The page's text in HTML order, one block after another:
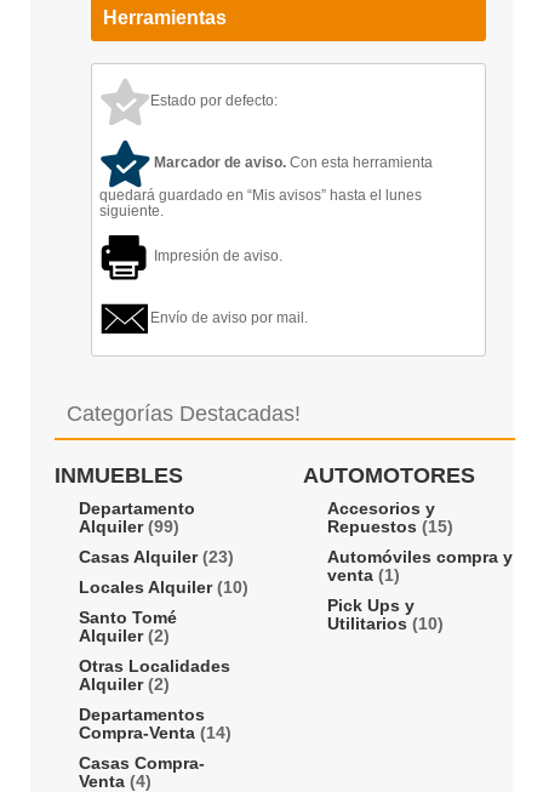
Herramientas
Estado por defecto:
Marcador de aviso. Con esta herramienta
quedará guardado en “Mis avisos” hasta el lunes
siguiente.
Impresión de aviso.
Envío de aviso por mail.
Categorías Destacadas!
INMUEBLES
Departamento
Alquiler(99)
Casas Alquiler(23)
Locales Alquiler(10)
Santo Tomé
Alquiler(2)
Otras Localidades
Alquiler(2)
Departamentos
Compra-Venta (14)
Casas Compra-
Venta (4)
AUTOMOTORES
Accesorios y
Repuestos (15)
Automóviles compra y
venta (1)
Pick Ups y
Utilitarios (10)